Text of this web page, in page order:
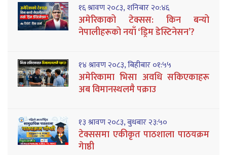
१६ श्रावण २०८३, शनिबार २०:४६
अमेरिकाको टेक्सस: किन बन्यो
नेपालीहरूको नयाँ ‘ड्रिम डेस्टिनेसन’?
१४ श्रावण २०८३, बिहीबार ०१:५५
अमेरिकामा भिसा अवधि सकिएकाहरू
अब विमानस्थलमै पक्राउ
१३ श्रावण २०८३, बुधबार २३:५०
टेक्ससमा एकीकृत पाठशाला पाठयक्रम
गेाष्ठी